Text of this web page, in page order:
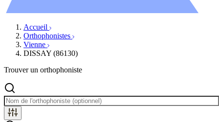
Accueil
Orthophonistes
Vienne
DISSAY (86130)
Trouver un orthophoniste